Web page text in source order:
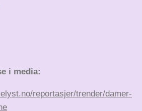
i media:
reportasjer/trender/damer-